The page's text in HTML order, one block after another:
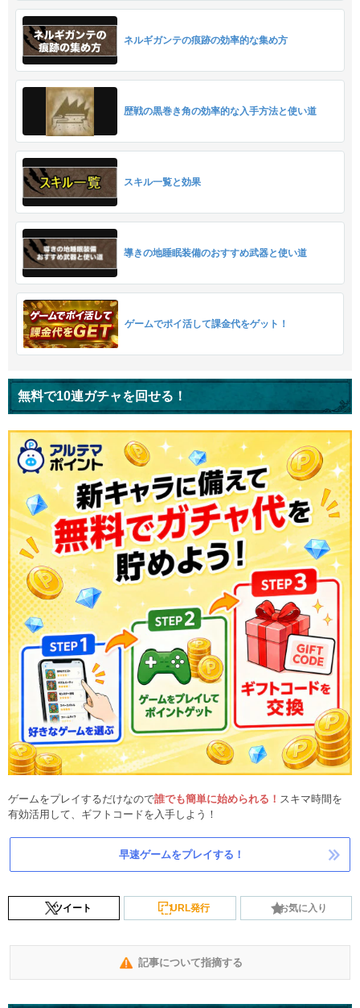
ネルギガンテの痕跡の効率的な集め方
歴戦の黒巻き角の効率的な入手方法と使い道
スキル一覧と効果
導きの地睡眠装備のおすすめ武器と使い道
ゲームでポイ活して課金代をゲット！
無料で10連ガチャを回せる！
ゲームをプレイするだけなので誰でも簡単に始められる！ スキマ時間を
有効活用して、ギフトコードを入手しよう！
早速ゲームをプレイする！
ツイート URL発行 お気に入り
記事について指摘する